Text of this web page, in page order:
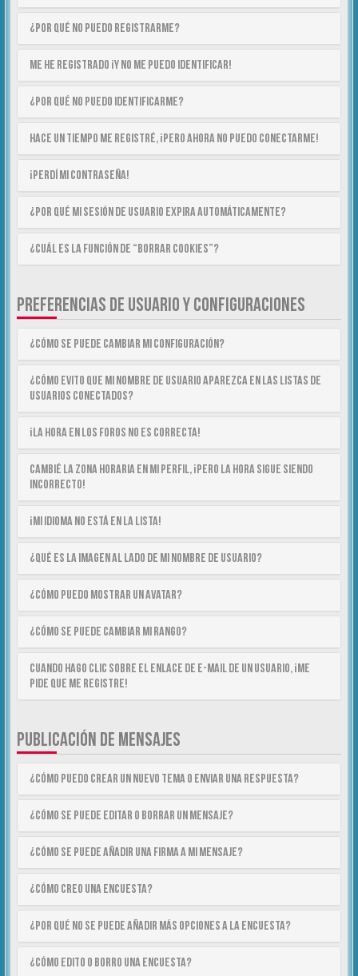
¿Por qué no puedo registrarme?
Me he registrado ¡y no me puedo identificar!
¿Por qué no puedo identificarme?
Hace un tiempo me registré, ¡pero ahora no puedo conectarme!
¡Perdí mi contraseña!
¿Por qué mi sesión de usuario expira automáticamente?
¿Cuál es la función de “Borrar cookies”?
PREFERENCIAS DE USUARIO Y CONFIGURACIONES
¿Cómo se puede cambiar mi configuración?
¿Cómo evito que mi nombre de usuario aparezca en las listas de
usuarios conectados?
¡La hora en los foros no es correcta!
Cambié la zona horaria en mi perfil, ¡pero la hora sigue siendo
incorrecto!
¡Mi idioma no está en la lista!
¿Qué es la imagen al lado de mi nombre de usuario?
¿Cómo puedo mostrar un avatar?
¿Cómo se puede cambiar mi rango?
Cuando hago clic sobre el enlace de e-mail de un usuario, ¡me
pide que me registre!
PUBLICACIÓN DE MENSAJES
¿Cómo puedo crear un nuevo tema o enviar una respuesta?
¿Cómo se puede editar o borrar un mensaje?
¿Cómo se puede añadir una firma a mi mensaje?
¿Cómo creo una encuesta?
¿Por qué no se puede añadir más opciones a la encuesta?
¿Cómo edito o borro una encuesta?